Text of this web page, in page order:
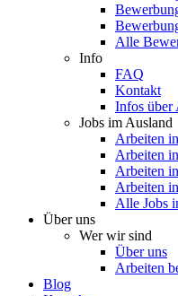
Alle
Info
FAQ
Kontakt
Infos über
Jobs im Ausland
Arbeiten
Arbeiten
Arbeiten
Arbeiten
Alle Jobs
Über uns
Wer wir sind
Über uns
Arbeiten
Blog